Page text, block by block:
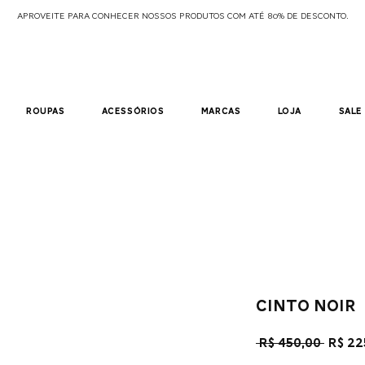
APROVEITE PARA CONHECER NOSSOS PRODUTOS COM ATÉ 80% DE DESCONTO.
roupas acessórios marcas loja sale
cinto noir
R$ 450,00 R$